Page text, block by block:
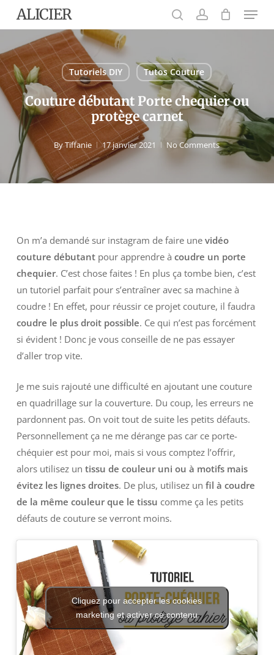
content
ALICIER
searchaccount
Menu
Tutoriels DIY Tutos Couture
Couture débutant Porte chequier ou
protège carnet
ByTiffanie 17 janvier 2021 No Comments
On m’a demandé sur instagram de faire une vidéo
couture débutantpour apprendre à coudre un porte
chequier. C’est chose faites ! En plus ça tombe bien, c’est
un tutoriel parfait pour s’entraîner avec sa machine à
coudre ! En effet, pour réussir ce projet couture, il faudra
coudre le plus droit possible. Ce qui n’est pas forcément
si évident ! Donc je vous conseille de ne pas essayer
d’aller trop vite.
Je me suis rajouté une difficulté en ajoutant une couture
en quadrillage sur la couverture. Du coup, les erreurs ne
pardonnent pas. On voit tout de suite les petits défauts.
Personnellement ça ne me dérange pas car ce porte-
chéquier est pour moi, mais si vous comptez l’offrir,
alors utilisez un tissu de couleur uni ou à motifs mais
évitez les lignes droites. De plus, utilisez un fil à coudre
de la même couleur que le tissu comme ça les petits
défauts de couture se verront moins.
Cliquez pour accepter les cookies
marketing et activer ce contenu